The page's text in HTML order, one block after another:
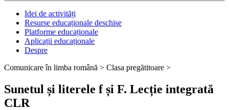
Idei de activități
Resurse educaționale deschise
Platforme educaționale
Aplicații educaționale
Despre
Comunicare în limba română > Clasa pregătitoare >
Sunetul și literele f și F. Lecție integrată
CLR